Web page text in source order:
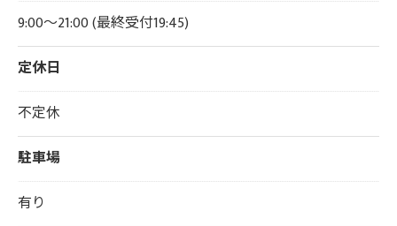
9:00～21:00 (最終受付19:45)
定休日
不定休
駐車場
有り